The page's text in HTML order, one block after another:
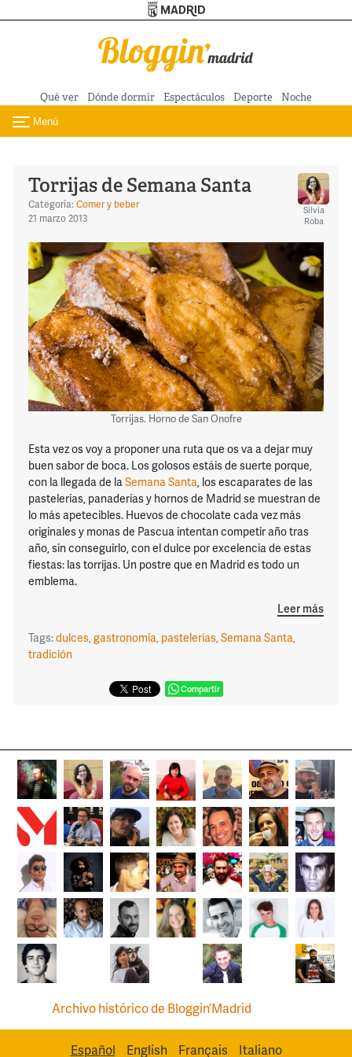
Pasar al contenido principal
Qué ver Dónde dormir Espectáculos Deporte Noche
Toggle navigation
Menú
Torrijas de Semana Santa
Categoría: Comer y beber
21 marzo 2013
Silvia
Roba
Torrijas. Horno de San Onofre
Esta vez os voy a proponer una ruta que os va a dejar muy
buen sabor de boca. Los golosos estáis de suerte porque,
con la llegada de laSemana Santa, los escaparates de las
pastelerías, panaderías y hornos de Madrid se muestran de
lo más apetecibles. Huevos de chocolate cada vez más
originales y monas de Pascua intentan competir año tras
año, sin conseguirlo, con el dulce por excelencia de estas
fiestas: las torrijas. Un postre que en Madrid es todo un
emblema.
Leer más
Tags:dulces,gastronomía, pastelerías,Semana Santa,
tradición
Compartir
Archivo histórico de Bloggin’Madrid
Español English Français Italiano